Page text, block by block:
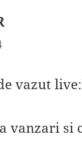
spune:
vazut
vanzari si